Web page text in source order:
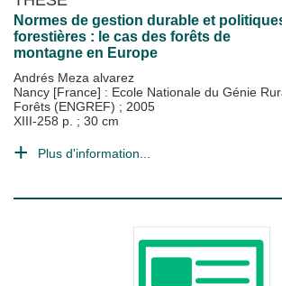
Normes de gestion durable et
forestières : le cas des forêts de
montagne en Europe
Andrés Meza alvarez
Nancy [France] : Ecole Nationale du Génie
Forêts (ENGREF) ; 2005
XIII-258 p. ; 30 cm
Plus d'information...